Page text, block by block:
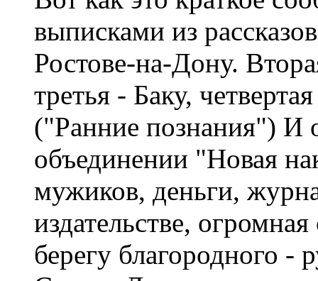
выписками из
Ростове-на-Дону.
третья - Баку,
("Ранние познания") И
объединении "Новая
мужиков, деньги,
издательстве,
берегу благородного -